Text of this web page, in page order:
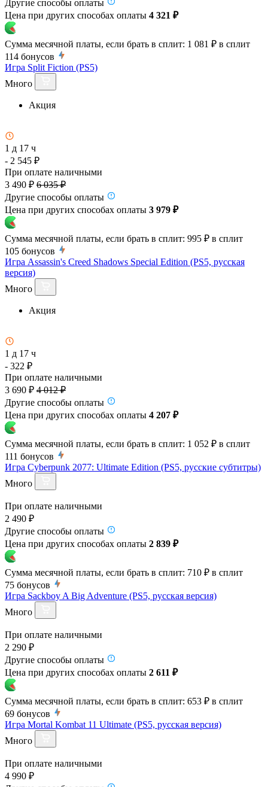
Другие способы оплаты
Цена при других способах оплаты 4 321 ₽
Сумма месячной платы, если брать в сплит: 1 081 ₽ в сплит
114 бонусов
Игра Split Fiction (PS5)
Много
Акция
1 д 17 ч
- 2 545 ₽
При оплате наличными
3 490 ₽ 6 035 ₽
Другие способы оплаты
Цена при других способах оплаты 3 979 ₽
Сумма месячной платы, если брать в сплит: 995 ₽ в сплит
105 бонусов
Игра Assassin's Creed Shadows Special Edition (PS5, русская
версия)
Много
Акция
1 д 17 ч
- 322 ₽
При оплате наличными
3 690 ₽ 4 012 ₽
Другие способы оплаты
Цена при других способах оплаты 4 207 ₽
Сумма месячной платы, если брать в сплит: 1 052 ₽ в сплит
111 бонусов
Игра Cyberpunk 2077: Ultimate Edition (PS5, русские субтитры)
Много
При оплате наличными
2 490 ₽
Другие способы оплаты
Цена при других способах оплаты 2 839 ₽
Сумма месячной платы, если брать в сплит: 710 ₽ в сплит
75 бонусов
Игра Sackboy A Big Adventure (PS5, русская версия)
Много
При оплате наличными
2 290 ₽
Другие способы оплаты
Цена при других способах оплаты 2 611 ₽
Сумма месячной платы, если брать в сплит: 653 ₽ в сплит
69 бонусов
Игра Mortal Kombat 11 Ultimate (PS5, русская версия)
Много
При оплате наличными
4 990 ₽